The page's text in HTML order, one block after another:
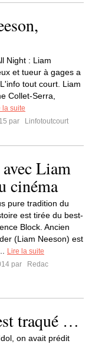
Night : Liam
et tueur à gages a
tout court. Liam
Collet-Serra,
la suite
par
Linfotoutcourt
Liam
cinéma
pure tradition du
est tirée du best-
Block. Ancien
(Liam Neeson) est
Lire la suite
par
Redac
traqué …
on avait prédit